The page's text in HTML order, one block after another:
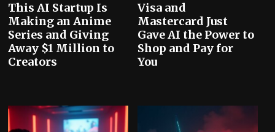
This AI Startup Is
Making an Anime
Series and Giving
Away $1 Million to
Creators
Visa and
Mastercard Just
Gave AI the Power to
Shop and Pay for
You